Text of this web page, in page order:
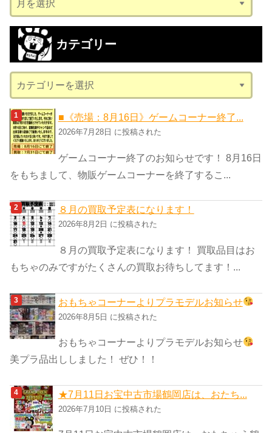
ー
カ
ブ
カテゴリー
テ
ゴ
リ
ー
■《売場：8月16日》ゲームコーナー終了...
2026年7月28日 に投稿された
ゲームコーナー終了のお知らせです！ 8月16日
をもちまして、物販ゲームコーナーを終了するこ...
８月の買取予定表になります！
2026年8月2日 に投稿された
８月の買取予定表になります！ 買取品目はお
もちゃのみですがたくさんの買取お待ちしてます！...
おもちゃコーナーよりプラモデルお知らせ
2026年8月5日 に投稿された
おもちゃコーナーよりプラモデルお知らせ
美プラ品出ししました！ ぜひ！！
★7月11日お宝中古市場鶴岡店は、おたち...
2026年7月10日 に投稿された